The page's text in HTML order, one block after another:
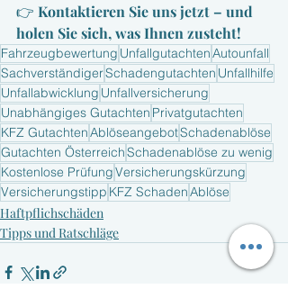
👉 Kontaktieren Sie uns jetzt – und
holen Sie sich, was Ihnen zusteht!
Fahrzeugbewertung UnfallgutachtenAutounfall
SachverständigerSchadengutachten Unfallhilfe
Unfallabwicklung Unfallversicherung
Unabhängiges Gutachten Privatgutachten
KFZ GutachtenAblöseangebotSchadenablöse
Gutachten ÖsterreichSchadenablöse zu wenig
Kostenlose PrüfungVersicherungskürzung
Versicherungstipp KFZ SchadenAblöse
Haftpflichschäden
Tipps und Ratschläge